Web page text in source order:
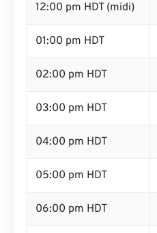
12:00 pm HDT (midi)
01:00 pm HDT
02:00 pm HDT
03:00 pm HDT
04:00 pm HDT
05:00 pm HDT
06:00 pm HDT